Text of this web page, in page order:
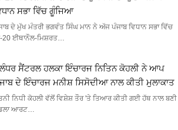
ਸਭਾ ਵਿੱਚ ਗੂੰਜਿਆ
ਦੇ ਮੁੱਖ ਮੰਤਰੀ ਭਗਵੰਤ ਸਿੰਘ ਮਾਨ ਨੇ ਅੱਜ ਪੰਜਾਬ ਵਿਧਾਨ ਸਭਾ ਵਿੱਚ
ਈਥਾਨੌਲ-ਮਿਸ਼ਰਤ…
ਸੈਂਟਰਲ ਹਲਕਾ ਇੰਚਾਰਜ ਨਿਤਿਨ ਕੋਹਲੀ ਨੇ ਆਪ
ਦੇ ਇੰਚਾਰਜ ਮਨੀਸ਼ ਸਿਸੋਦੀਆ ਨਾਲ ਕੀਤੀ ਮੁਲਾਕਾਤ
ਨਿਧੀ ਕੋਹਲੀ ਵੱਲੋਂ ਵਿਸ਼ੇਸ਼ ਤੌਰ 'ਤੇ ਤਿਆਰ ਕੀਤੀ ਗਈ ਹੱਥ ਨਾਲ ਬਣੀ
ਆਰਟ…